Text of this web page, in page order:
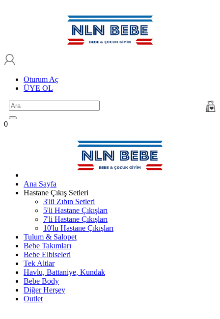
Oturum Aç
ÜYE OL
0
Ana Sayfa
Hastane Çıkış Setleri
3'lü Zıbın Setleri
5'li Hastane Çıkışları
7'li Hastane Çıkışları
10'lu Hastane Çıkışları
Tulum & Salopet
Bebe Takımları
Bebe Elbiseleri
Tek Altlar
Havlu, Battaniye, Kundak
Bebe Body
Diğer Herşey
Outlet